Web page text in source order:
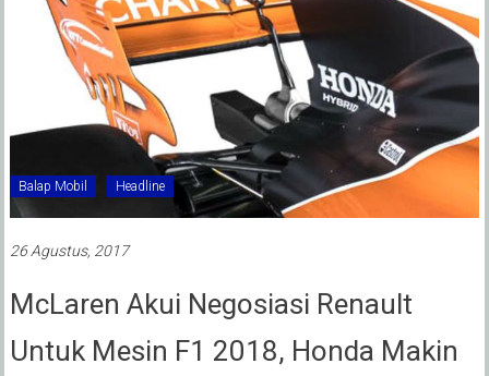
Balap Mobil Headline
26 Agustus, 2017
McLaren Akui Negosiasi Renault
Untuk Mesin F1 2018, Honda Makin